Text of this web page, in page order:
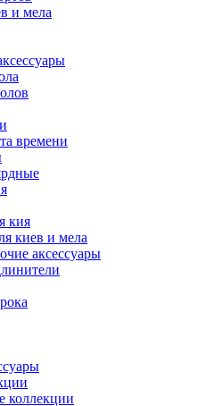
и мела
времени
кия
киев и мела
аксессуары
коллекции